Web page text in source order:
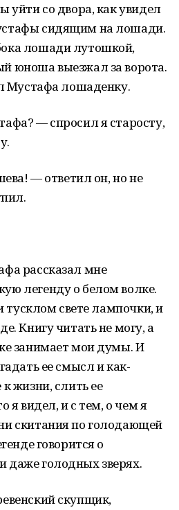
уйти со двора, как увидел
сидящим на лошади.
лошади лутошкой,
юноша выезжал за ворота.
Мустафа лошаденку.
— спросил я старосту,
— ответил он, но не
рассказал мне
легенду о белом волке.
тусклом свете лампочки, и
Книгу читать не могу, а
занимает мои думы. И
ее смысл и как-
жизни, слить ее
я видел, и с тем, о чем я
скитания по голодающей
говорится о
голодных зверях.
скупщик,